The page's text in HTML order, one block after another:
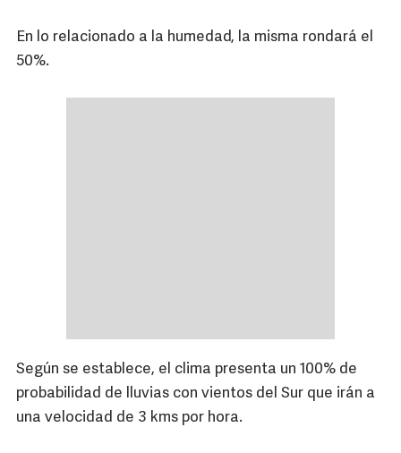
En lo relacionado a la humedad, la misma rondará el
50%.
Según se establece, el clima presenta un 100% de
probabilidad de lluvias con vientos del Sur que irán a
una velocidad de 3 kms por hora.